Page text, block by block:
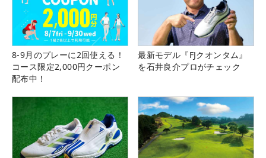
8-9月のプレーに2回使える！
コース限定2,000円クーポン
配布中！
最新モデル『FJクオンタム』
を石井良介プロがチェック